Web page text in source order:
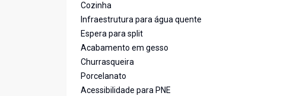
Cozinha
Infraestrutura para água quente
Espera para split
Acabamento em gesso
Churrasqueira
Porcelanato
Acessibilidade para PNE